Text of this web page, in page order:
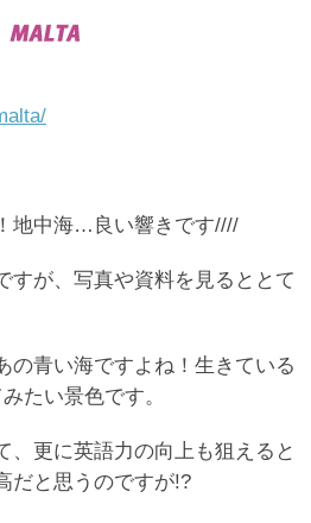
地中海…良い響きです////
すが、写真や資料を見るととて
の青い海ですよね！生きている
たい景色です。
、更に英語力の向上も狙えると
だと思うのですが!?